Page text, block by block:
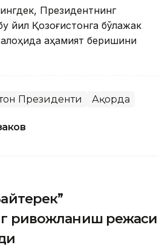
Президентнинг
йил Қозоғистонга бўлажак
аҳамият беришини
Президенти Ақорда
ривожланиш режаси